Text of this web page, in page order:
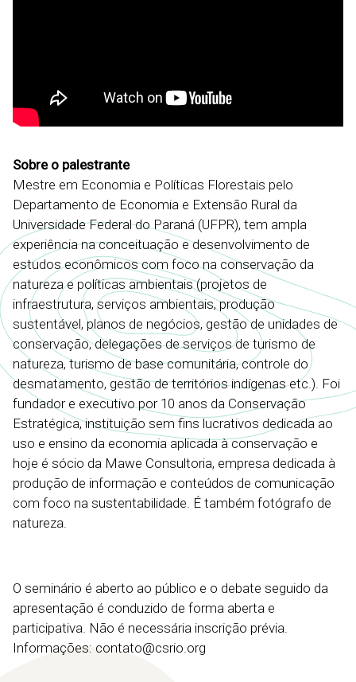
Sobre o palestrante
Mestre em Economia e Políticas Florestais pelo
Departamento de Economia e Extensão Rural da
Universidade Federal do Paraná (UFPR), tem ampla
experiência na conceituação e desenvolvimento de
estudos econômicos com foco na conservação da
natureza e políticas ambientais (projetos de
infraestrutura, serviços ambientais, produção
sustentável, planos de negócios, gestão de unidades de
conservação, delegações de serviços de turismo de
natureza, turismo de base comunitária, controle do
desmatamento, gestão de territórios indígenas etc.). Foi
fundador e executivo por 10 anos da Conservação
Estratégica, instituição sem fins lucrativos dedicada ao
uso e ensino da economia aplicada à conservação e
hoje é sócio da Mawe Consultoria, empresa dedicada à
produção de informação e conteúdos de comunicação
com foco na sustentabilidade. É também fotógrafo de
natureza.
O seminário é aberto ao público e o debate seguido da
apresentação é conduzido de forma aberta e
participativa. Não é necessária inscrição prévia.
Informações: contato@csrio.org